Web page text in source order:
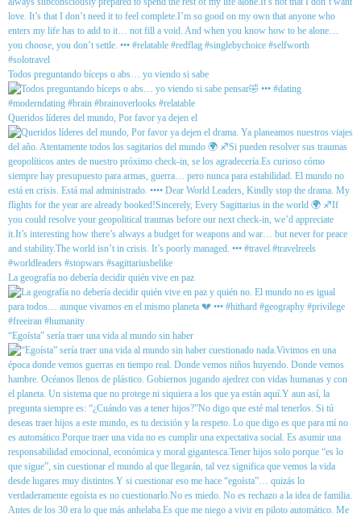
Todos preguntando bíceps o abs… yo viendo si sabe
Queridos líderes del mundo, Por favor ya dejen el
La geografía no debería decidir quién vive en paz
“Egoísta” sería traer una vida al mundo sin haber